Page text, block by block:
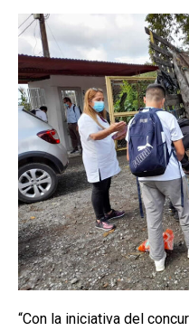
“Con la iniciativa del